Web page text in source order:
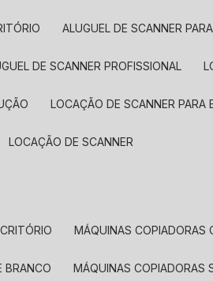
ALUGUEL DE SCANNER
DE SCANNER PROFISSIONAL
LOCAÇÃO DE SCANNER PARA
LOCAÇÃO DE SCANNER
MÁQUINAS COPIADORAS
BRANCO MÁQUINAS COPIADORAS